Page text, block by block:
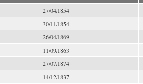
27/04/1854
30/11/1854
26/04/1869
11/09/1863
27/07/1874
14/12/1837